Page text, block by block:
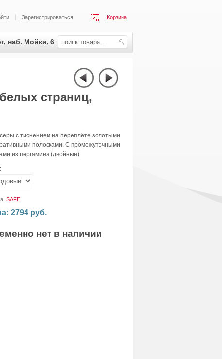
Корзина
Зарегистрироваться
наб. Мойки, 6
страниц,
с тиснением на переплёте золотыми
полосками. С промежуточными
из пергамина (двойные)
SAFE
2794 руб.
нет в наличии